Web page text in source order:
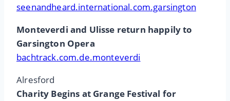
seenandheard.international.com.garsington
Monteverdi and Ulisse return happily to
Garsington Opera
bachtrack.com.de.monteverdi
Alresford
Charity Begins at Grange Festival for